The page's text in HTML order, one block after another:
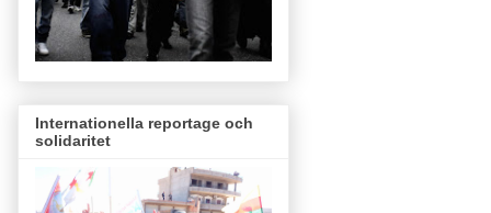
Internationella reportage och
solidaritet